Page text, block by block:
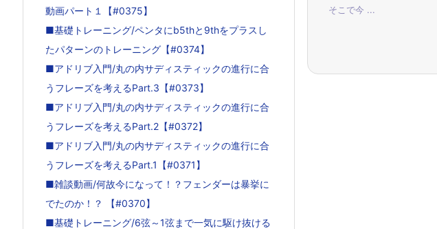
そこで今 ...
動画パート１【#0375】
■基礎トレーニング/ペンタにb5thと9thをプラスし
たパターンのトレーニング【#0374】
■アドリブ入門/丸の内サディスティックの進行に合
うフレーズを考えるPart.3【#0373】
■アドリブ入門/丸の内サディスティックの進行に合
うフレーズを考えるPart.2【#0372】
■アドリブ入門/丸の内サディスティックの進行に合
うフレーズを考えるPart.1【#0371】
■雑談動画/何故今になって！？フェンダーは暴挙に
でたのか！？ 【#0370】
■基礎トレーニング/6弦～1弦まで一気に駆け抜ける